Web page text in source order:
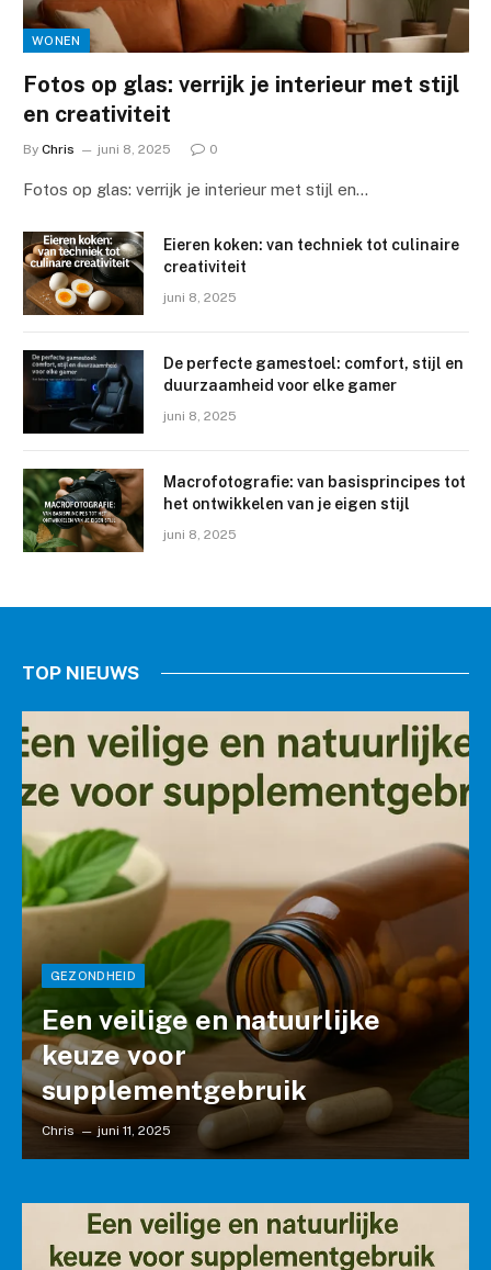
WONEN
Fotos op glas: verrijk je interieur met stijl
en creativiteit
By Chris juni 8, 2025 0
Fotos op glas: verrijk je interieur met stijl en…
Eieren koken: van techniek tot culinaire
creativiteit
juni 8, 2025
De perfecte gamestoel: comfort, stijl en
duurzaamheid voor elke gamer
juni 8, 2025
Macrofotografie: van basisprincipes tot
het ontwikkelen van je eigen stijl
juni 8, 2025
TOP NIEUWS
GEZONDHEID
Een veilige en natuurlijke
keuze voor
supplementgebruik
Chris juni 11, 2025